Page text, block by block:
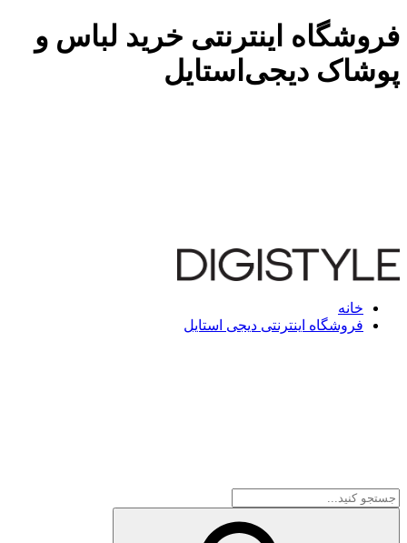
فروشگاه اینترنتی خرید لباس و
پوشاک دیجی‌استایل
خانه
فروشگاه اینترنتی دیجی استایل